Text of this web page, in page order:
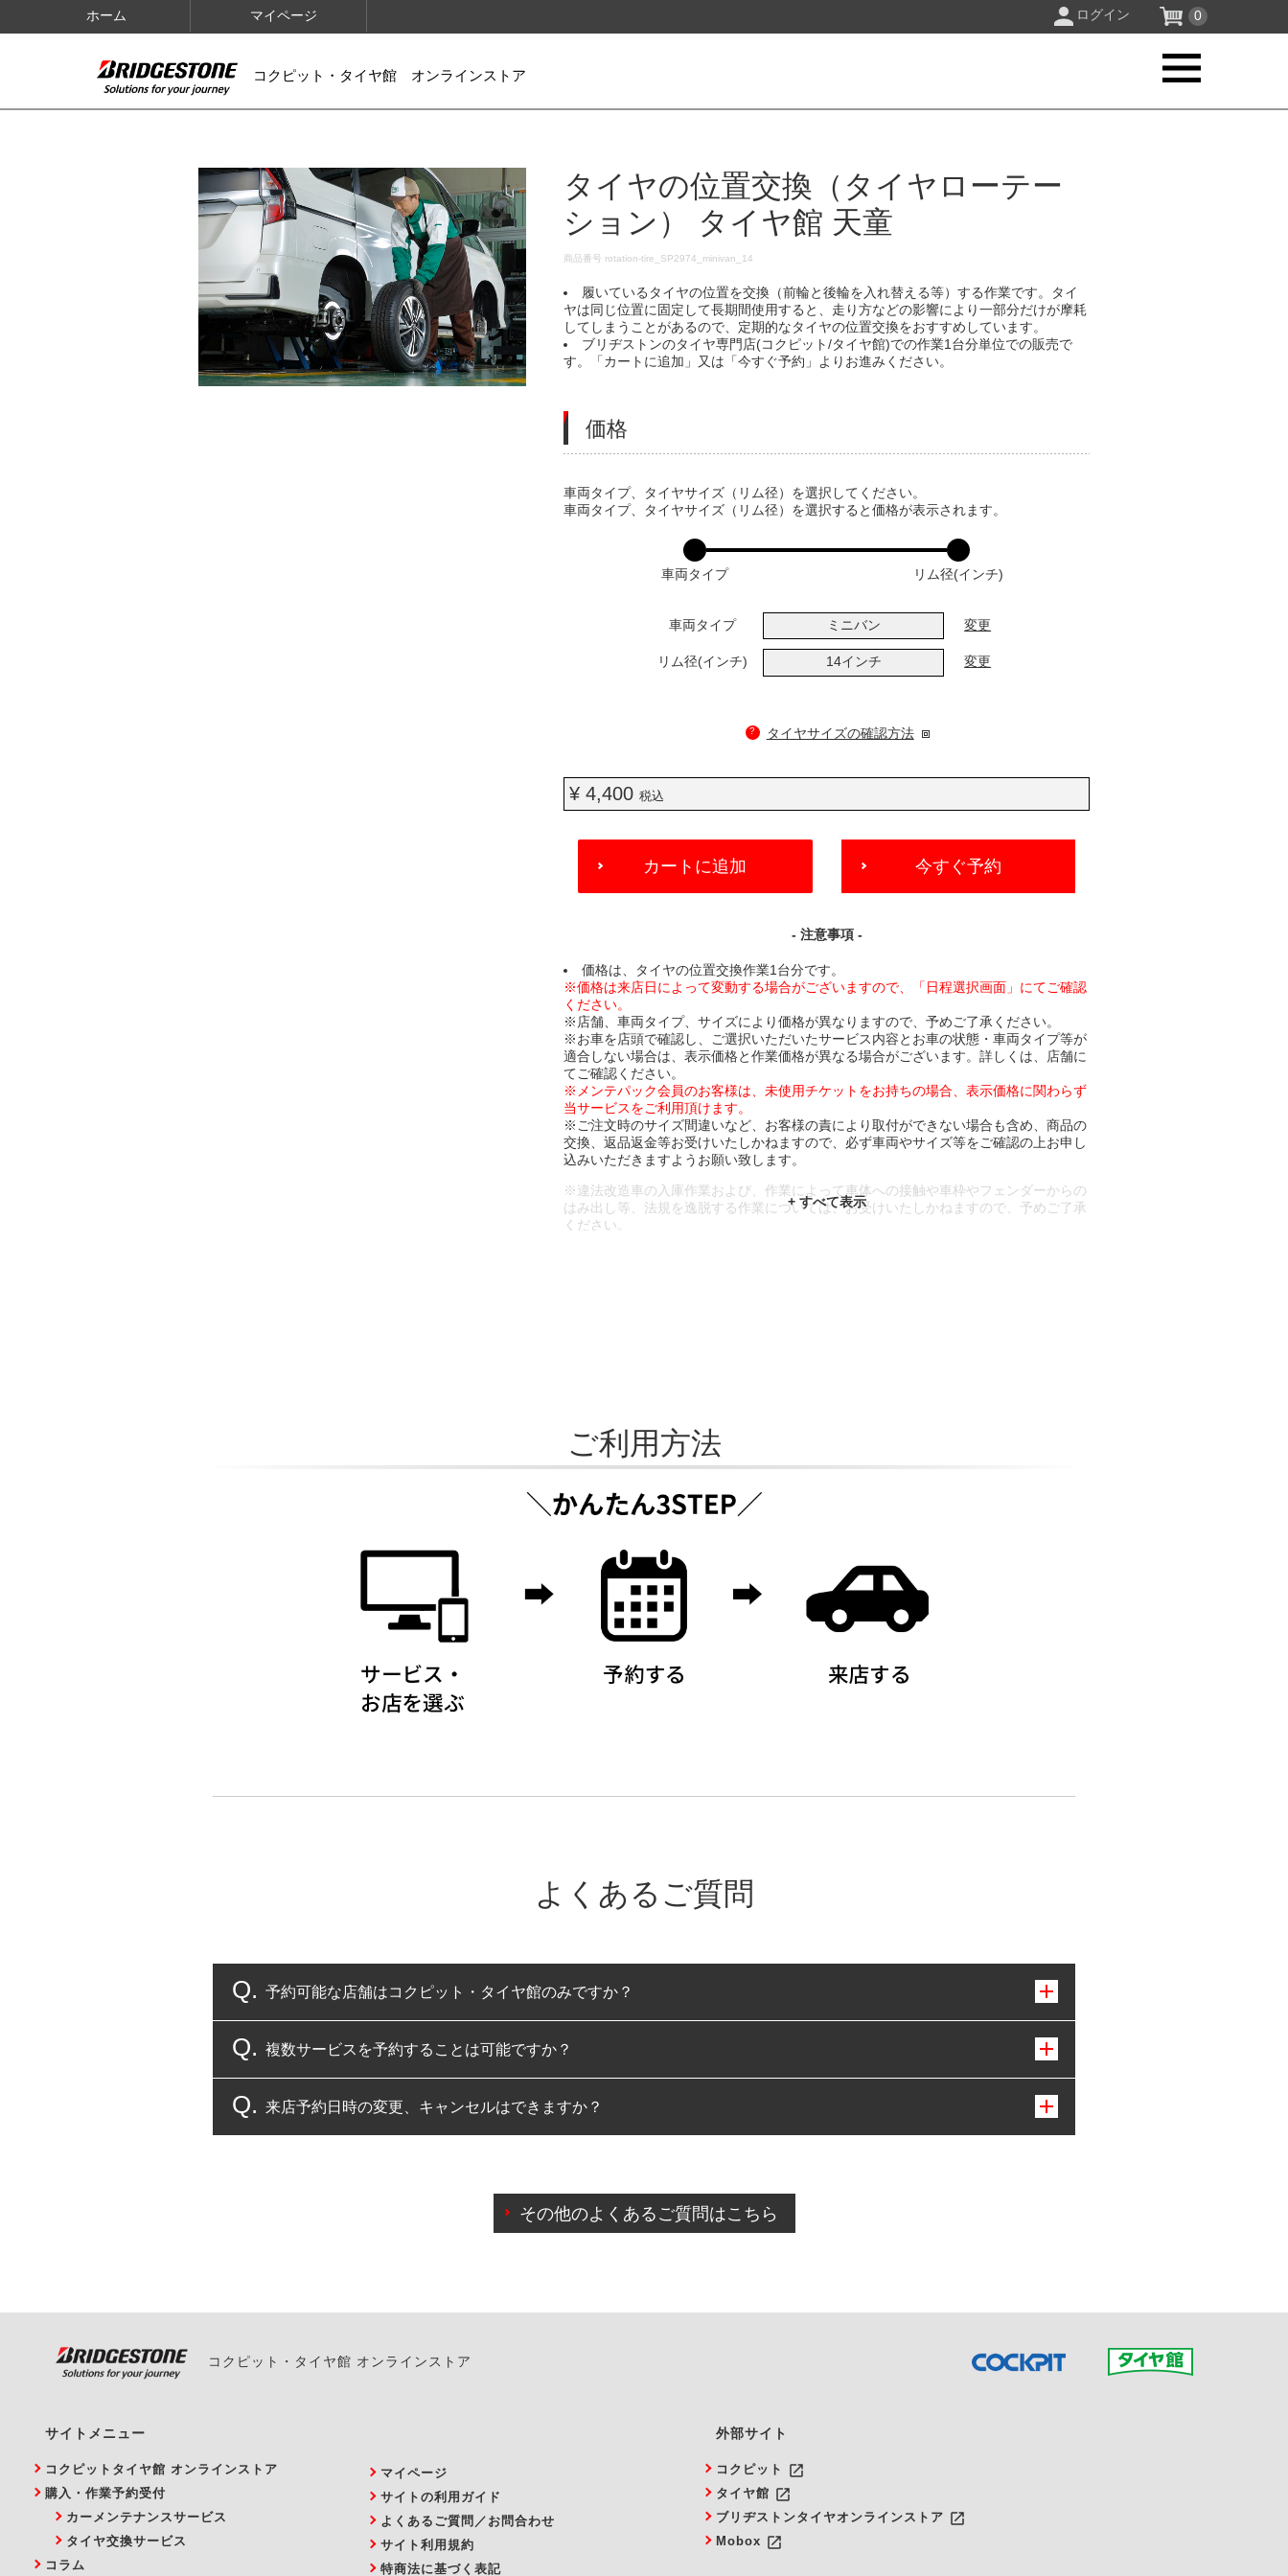
ホーム マイページ ログイン 0
コクピット・タイヤ館 オンラインストア
IMAGES
タイヤの位置交換（タイヤローテー
ション） タイヤ館 天童
DETAILS
商品番号 rotation-tire_SP2974_minivan_14
履いているタイヤの位置を交換（前輪と後輪を入れ替える等）する作業です。タイ
ヤは同じ位置に固定して長期間使用すると、走り方などの影響により一部分だけが摩耗
してしまうことがあるので、定期的なタイヤの位置交換をおすすめしています。
ブリヂストンのタイヤ専門店(コクピット/タイヤ館)での作業1台分単位での販売で
す。「カートに追加」又は「今すぐ予約」よりお進みください。
価格
VARIATIONS
車両タイプ、タイヤサイズ（リム径）を選択してください。
車両タイプ、タイヤサイズ（リム径）を選択すると価格が表示されます。
車両タイプ リム径(インチ)
車両タイプ ミニバン 変更
リム径(インチ) 14インチ 変更
? タイヤサイズの確認方法
¥ 4,400税込
ADD
CART
カートに追加 今すぐ予約
- 注意事項 -
価格は、タイヤの位置交換作業1台分です。
※価格は来店日によって変動する場合がございますので、「日程選択画面」にてご確認
ください。
※店舗、車両タイプ、サイズにより価格が異なりますので、予めご了承ください。
※お車を店頭で確認し、ご選択いただいたサービス内容とお車の状態・車両タイプ等が
適合しない場合は、表示価格と作業価格が異なる場合がございます。詳しくは、店舗に
てご確認ください。
※メンテパック会員のお客様は、未使用チケットをお持ちの場合、表示価格に関わらず
当サービスをご利用頂けます。
※ご注文時のサイズ間違いなど、お客様の責により取付ができない場合も含め、商品の
交換、返品返金等お受けいたしかねますので、必ず車両やサイズ等をご確認の上お申し
込みいただきますようお願い致します。
※違法改造車の入庫作業および、作業によって車体への接触や車枠やフェンダーからの
はみ出し等、法規を逸脱する作業については、お受けいたしかねますので、予めご了承
ください。
ご利用方法
よくあるご質問
予約可能な店舗はコクピット・タイヤ館のみですか？
コクピット・タイヤ館のみとなります。
複数サービスを予約することは可能ですか？
複数サービスのご予約は可能です。
来店予約日時の変更、キャンセルはできますか？
また、やむを得ない事由によりご予約のキャンセルをご希望の際は、直接ご予約いただいた店舗へご連絡くださ
その他のよくあるご質問はこちら
コクピット・タイヤ館 オンラインストア
サイトメニュー
コクピットタイヤ館 オンラインストア
購入・作業予約受付
カーメンテナンスサービス
タイヤ交換サービス
コラム
マイページ
サイトの利用ガイド
よくあるご質問／お問合わせ
サイト利用規約
特商法に基づく表記
外部サイト
コクピット launch
タイヤ館 launch
ブリヂストンタイヤオンラインストア launch
Mobox launch